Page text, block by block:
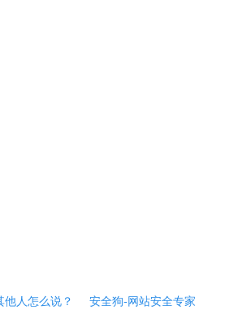
他人怎么说？ 安全狗-网站安全专家